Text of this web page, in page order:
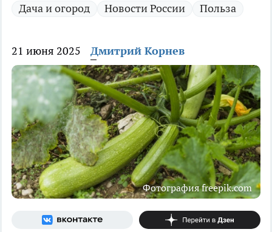
Дача и огород Новости России Польза
21 июня 2025 Дмитрий Корнев
Фотография freepik.com